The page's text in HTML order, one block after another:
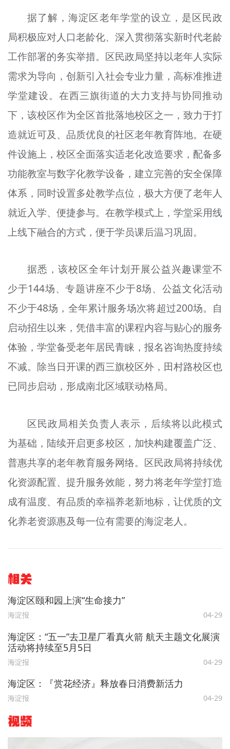
据了解，海淀区老年学堂的设立，是区民政
局积极应对人口老龄化、深入贯彻落实新时代老龄
工作部署的务实举措。区民政局坚持以老年人实际
需求为导向，创新引入社会专业力量，高标准推进
学堂建设。在西三旗街道的大力支持与协同推动
下，该校区作为全区首批落地校区之一，致力于打
造就近可及、品质优良的社区老年教育阵地。在硬
件设施上，校区全面落实适老化改造要求，配备多
功能教室与数字化教学设备，建立完善的安全保障
体系，同时设置多处教学点位，极大方便了老年人
就近入学、便捷参与。在教学模式上，学堂采用线
上线下融合的方式，便于学员课后温习巩固。
据悉，该校区全年计划开展公益兴趣课堂不
少于144场、专题讲座不少于8场、公益文化活动
不少于48场，全年累计服务场次将超过200场。自
启动招生以来，凭借丰富的课程内容与贴心的服务
体验，学堂备受老年居民青睐，报名咨询热度持续
不减。除当日开课的西三旗校区外，田村路校区也
已同步启动，形成南北区域联动格局。
区民政局相关负责人表示，后续将以此模式
为基础，陆续开启更多校区，加快构建覆盖广泛、
普惠共享的老年教育服务网络。区民政局将持续优
化资源配置、提升服务效能，努力将老年学堂打造
成有温度、有品质的幸福养老新地标，让优质的文
化养老资源惠及每一位有需要的海淀老人。
相关
海淀区颐和园上演“生命接力”
海淀报 04-29
海淀区：“五一”去卫星厂看真火箭 航天主题文化展演
活动将持续至5月5日
海淀报 04-29
海淀区：『赏花经济』释放春日消费新活力
海淀报 04-29
视频